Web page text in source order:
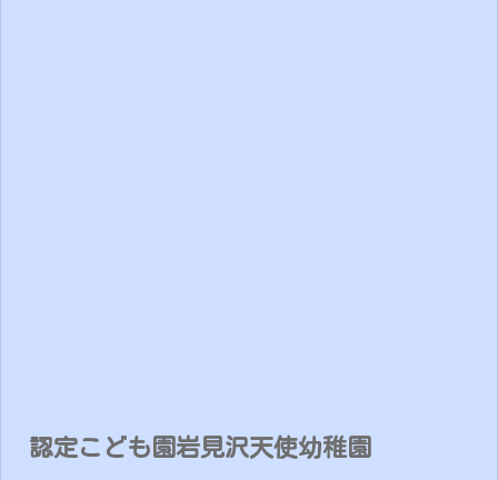
認定こども園岩見沢天使幼稚園